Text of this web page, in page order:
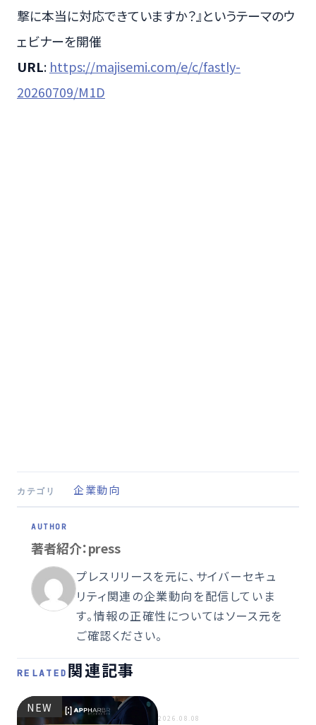
撃に本当に対応できていますか？』というテーマのウ
ェビナーを開催
URL: https://majisemi.com/e/c/fastly-
20260709/M1D
カテゴリ 企業動向
著者紹介：press
プレスリリースを元に、サイバーセキュ
リティ関連の企業動向を配信していま
す。情報の正確性についてはソース元を
ご確認ください。
RELATED 関連記事
NEW
2026.08.08